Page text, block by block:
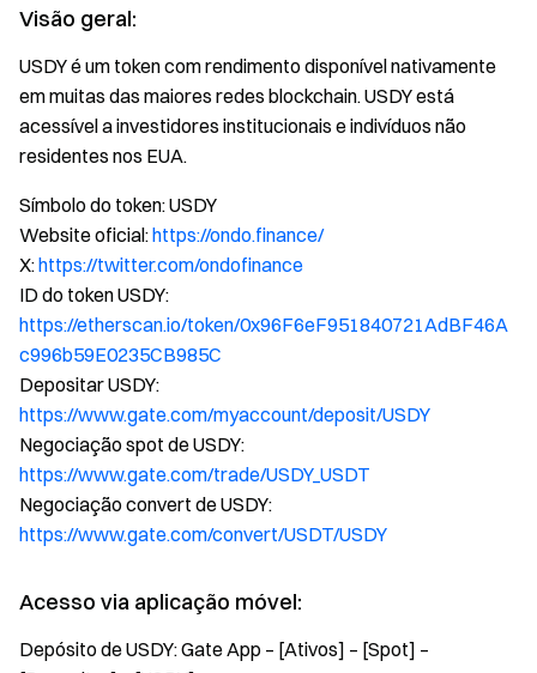
Visão geral:
USDY é um token com rendimento disponível nativamente
em muitas das maiores redes blockchain. USDY está
acessível a investidores institucionais e indivíduos não
residentes nos EUA.
Símbolo do token: USDY
Website oficial:https://ondo.finance/
X:https://twitter.com/ondofinance
ID do token USDY:
https://etherscan.io/token/0x96F6eF951840721AdBF46A
c996b59E0235CB985C
Depositar USDY:
https://www.gate.com/myaccount/deposit/USDY
Negociação spot de USDY:
https://www.gate.com/trade/USDY_USDT
Negociação convert de USDY:
https://www.gate.com/convert/USDT/USDY
Acesso via aplicação móvel:
Depósito de USDY: Gate App – [Ativos] – [Spot] –